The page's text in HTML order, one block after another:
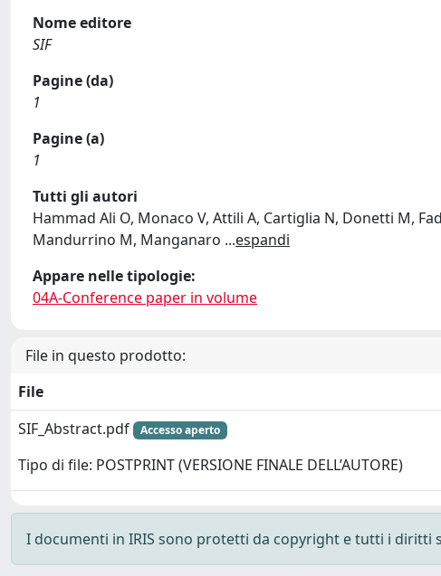
Nome editore
SIF
Pagine (da)
1
Pagine (a)
1
Tutti gli autori
Hammad Ali O, Monaco V, Attili A, Cartiglia N, Donetti M,
Mandurrino M, Manganaro ...espandi
Appare nelle tipologie:
04A-Conference paper in volume
File in questo prodotto:
File
SIF_Abstract.pdf
Accesso aperto
Tipo di file: POSTPRINT (VERSIONE FINALE DELL’AUTORE)
I documenti in IRIS sono protetti da copyright e tutti i diritti